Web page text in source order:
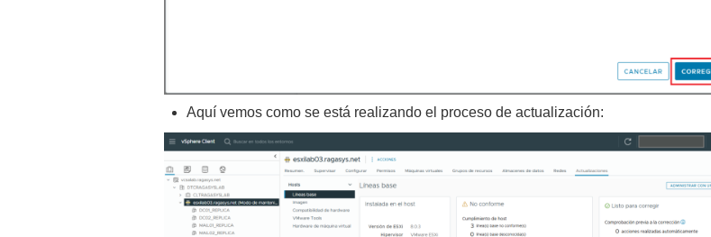
Aquí vemos como se está realizando el proceso de actualización: